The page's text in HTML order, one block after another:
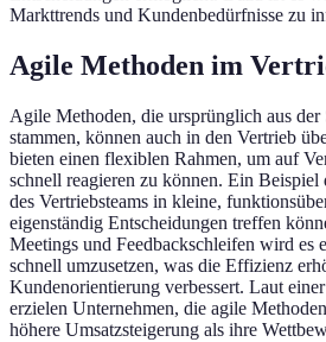
Markttrends und Kundenbedürfnisse zu
Agile Methoden im
Agile Methoden, die ursprünglich aus
stammen, können auch in den Vertrieb
bieten einen flexiblen Rahmen, um auf
schnell reagieren zu können. Ein
des Vertriebsteams in kleine,
eigenständig Entscheidungen treffen
Meetings und Feedbackschleifen wird es
schnell umzusetzen, was die Effizienz
Kundenorientierung verbessert. Laut
erzielen Unternehmen, die agile
höhere Umsatzsteigerung als ihre